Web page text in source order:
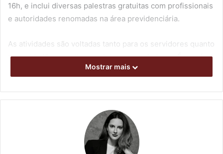
16h, e inclui diversas palestras gratuitas com profissionais
e autoridades renomadas na área previdenciária.
As atividades são voltadas tanto para os servidores quanto
para cidadãos que tiverem interesse pelo tema. É possível
assistir as palestras presencialmente ou on-line. Para
de Governo de Londrina, nos seguintes formulários
Link de Inscrição Turma Presencial
Inscrição Turma On-line.
Mostrar mais